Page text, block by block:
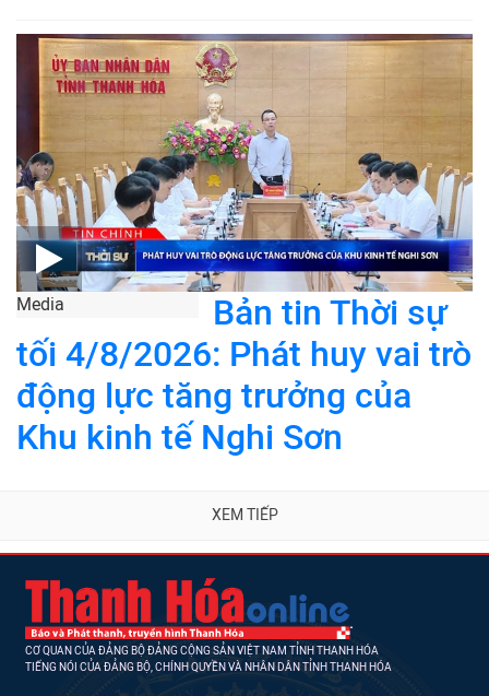
Media
Bản tin Thời sự
tối 4/8/2026: Phát huy vai trò
động lực tăng trưởng của
Khu kinh tế Nghi Sơn
XEM TIẾP
CƠ QUAN CỦA ĐẢNG BỘ ĐẢNG CỘNG SẢN VIỆT NAM TỈNH THANH HÓA
TIẾNG NÓI CỦA ĐẢNG BỘ, CHÍNH QUYỀN VÀ NHÂN DÂN TỈNH THANH HÓA